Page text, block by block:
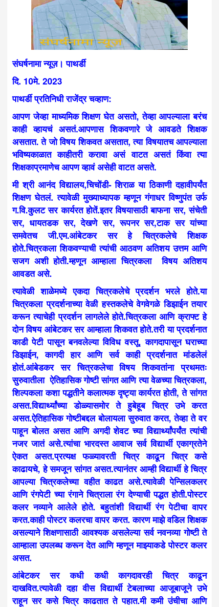
संघर्षनामा न्यूज़। पाथर्डी
दि. 10मे. 2023
पाथर्डी प्रतिनिधी राजेंद्र चव्हाण:
आपण जेव्हा माध्यमिक शिक्षण घेत असतो, तेव्हा आपल्याला बरंच
काही व्हायचं असतं.आपणास शिकवणारे जे आवडते शिक्षक
असतात. ते जो विषय शिकवत असतात, त्या विषयातच आपल्याला
भविष्यकाळात काहीतरी करावा असं वाटत असतं किंवा त्या
शिक्षकाप्रमाणेच आपण व्हावं असेही वाटत असते.
मी श्री आनंद विद्यालय,चिचोंडी- शिराळ या ठिकाणी दहावीपर्यंत
शिक्षण घेतलं. त्यावेळी मुख्याध्यापक म्हणून गंगाधर विष्णुपंत उर्फ
ग.वि.कुलट सर कार्यरत होतें.इतर विषयासाठी बाफना सर, संचेती
सर, धायतडक सर, देखणे सर, रूपनर सर,टाक सर यांच्या
समवेतच जी.एम.आंबेटकर सर हे चित्रकलेचे शिक्षक
होते.चित्रकला शिकवण्याची त्यांची आठवण अतिशय उत्तम आणि
सजग अशी होती.म्हणून आम्हाला चित्रकला विषय अतिशय
आवडत असे.
त्यावेळी शाळेमध्ये एकदा चित्रकलेचे प्रदर्शन भरले होते.या
चित्रकला प्रदर्शनाच्या वेळी हस्तकलेचे वेगवेगळे डिझाईन तयार
करून त्याचेही प्रदर्शन लागलेले होते.चित्रकला आणि क्राफ्ट हे
दोन विषय आंबेटकर सर आम्हाला शिकवत होते.तरी या प्रदर्शनात
काडी पेटी पासून बनवलेल्या विविध वस्तू, कागदापासून घराच्या
डिझाईन, कागदी हार आणि सर्व काही प्रदर्शनात मांडलेलं
होतं.आंबेडकर सर चित्रकलेचा विषय शिकवतांना प्रथमतः
सुरुवातीला ऐतिहासिक गोष्टी सांगत आणि त्या वेळच्या चित्रकला,
शिल्पकला कशा पद्धतीने कलात्मक दृष्ट्या कार्यरत होती, ते सांगत
असत.विद्यार्थ्यांच्या डोळ्यासमोर ते हुबेहूब चित्र उभे करत
असत.ऐतिहासिक गोष्टीबद्दल बोलायला सुरुवात करत, तेव्हा ते वर
पाहून बोलत असत आणि अगदी शेवट च्या विद्यार्थ्यांपर्यंत त्यांची
नजर जातं असे.त्यांचा भारदस्त आवाज सर्व विद्यार्थी एकाग्रतेने
ऐकत असत.प्रत्यक्ष फळ्यावरती चित्र काढून चित्र कसे
काढायचे, हे समजून सांगत असत.त्यानंतर आम्ही विद्यार्थी हे चित्र
आपल्या चित्रकलेच्या वहीत काढत असे.त्यावेळी पेन्सिलकलर
आणि रंगपेटी च्या रंगाने चित्राला रंग देण्याची पद्धत होती.पोस्टर
कलर नव्याने आलेले होते. बहुतांशी विद्यार्थी रंग पेटीचा वापर
करत.काही पोस्टर कलरचा वापर करत. कारण माझे वडिल शिक्षक
असल्याने शिक्षणासाठी आवश्यक असलेल्या सर्व नवनव्या गोष्टी ते
आम्हाला उपलब्ध करून देत आणि म्हणून माझ्याकडे पोस्टर कलर
असत.
आंबेटकर सर कधी कधी कागदावरही चित्र काढून
दाखवित.त्यावेळी दहा वीस विद्यार्थी टेबलाच्या आजूबाजूने उभे
राहून सर कसे चित्र काढतात ते पहात.मी कमी उंचीचा आणि